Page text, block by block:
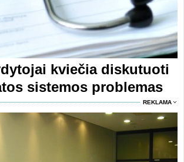
kviečia diskutuoti
sistemos problemas
REKLAMA